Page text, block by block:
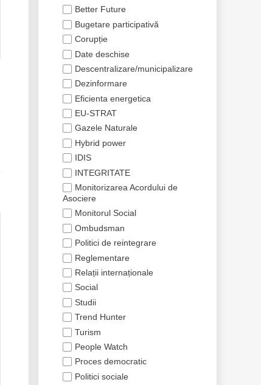
Better Future
Bugetare participativă
Corupție
Date deschise
Descentralizare/municipalizare
Dezinformare
Eficienta energetica
EU-STRAT
Gazele Naturale
Hybrid power
IDIS
INTEGRITATE
Monitorizarea Acordului de
Asociere
Monitorul Social
Ombudsman
Politici de reintegrare
Reglementare
Relații internaționale
Social
Studii
Trend Hunter
Turism
People Watch
Proces democratic
Politici sociale